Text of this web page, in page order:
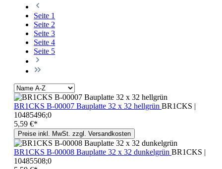
Seite 1
Seite 2
Seite 3
Seite 4
Seite 5
BR1CKS B-00007 Bauplatte 32 x 32 hellgrün BR1CKS |
10485496;0
5,59 €*
Preise inkl. MwSt. zzgl. Versandkosten
BR1CKS B-00008 Bauplatte 32 x 32 dunkelgrün BR1CKS |
10485508;0